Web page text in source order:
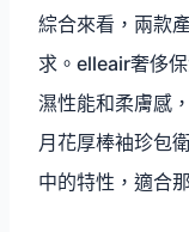
綜合來看，兩款
求。elleair奢侈
濕性能和柔膚感
月花厚棒袖珍包
中的特性，適合